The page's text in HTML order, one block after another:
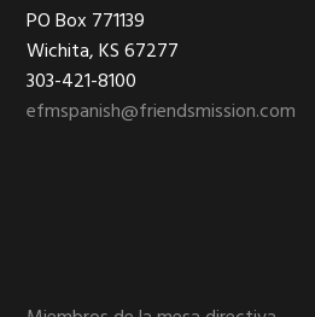
Footer
PO Box 771139
Wichita, KS 67277
303-421-8100
efmspanish@friendsmission.com